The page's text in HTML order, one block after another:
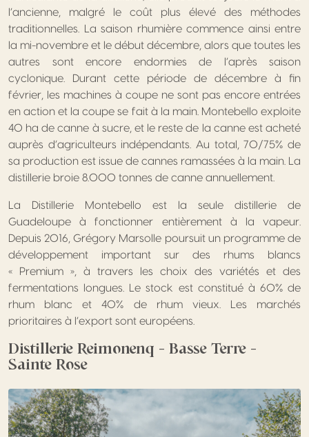
l’ancienne, malgré le coût plus élevé des méthodes
traditionnelles. La saison rhumière commence ainsi entre
la mi-novembre et le début décembre, alors que toutes les
autres sont encore endormies de l’après saison
cyclonique. Durant cette période de décembre à fin
février, les machines à coupe ne sont pas encore entrées
en action et la coupe se fait à la main. Montebello exploite
40 ha de canne à sucre, et le reste de la canne est acheté
auprès d’agriculteurs indépendants. Au total, 70/75% de
sa production est issue de cannes ramassées à la main. La
distillerie broie 8.000 tonnes de canne annuellement.
La Distillerie Montebello est la seule distillerie de
Guadeloupe à fonctionner entièrement à la vapeur.
Depuis 2016, Grégory Marsolle poursuit un programme de
développement important sur des rhums blancs
« Premium », à travers les choix des variétés et des
fermentations longues. Le stock est constitué à 60% de
rhum blanc et 40% de rhum vieux. Les marchés
prioritaires à l’export sont européens.
Distillerie Reimonenq – Basse Terre –
Sainte Rose